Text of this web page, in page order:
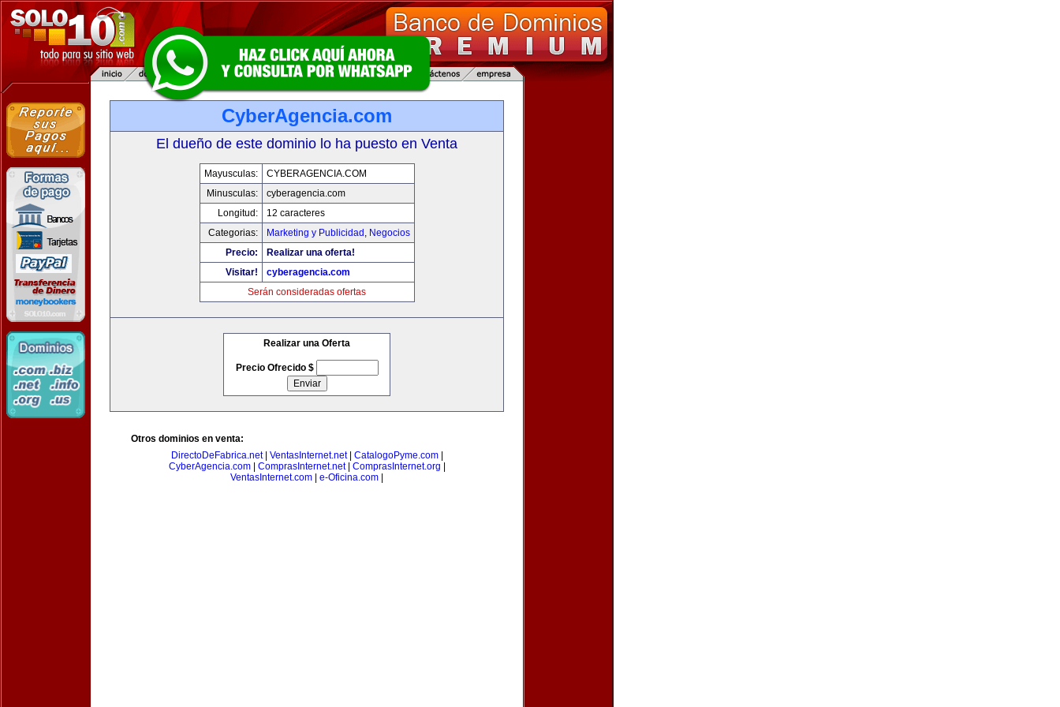
CyberAgencia.com
El dueño de este dominio lo ha puesto en Venta
Mayusculas:
CYBERAGENCIA.COM
Minusculas:
cyberagencia.com
Longitud:
12 caracteres
Categorias:
Marketing y Publicidad , Negocios
Precio:
Realizar una oferta!
Visitar!
cyberagencia.com
Serán consideradas ofertas
Realizar una Oferta
Precio Ofrecido $
Otros dominios en venta:
DirectoDeFabrica.net| VentasInternet.net| CatalogoPyme.com|
CyberAgencia.com| ComprasInternet.net| ComprasInternet.org
VentasInternet.com
e-Oficina.com